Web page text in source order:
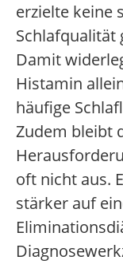
erzielte keine
Schlafqualität
Damit
Histamin
häufige
Zudem bleibt
oft nicht aus.
stärker auf